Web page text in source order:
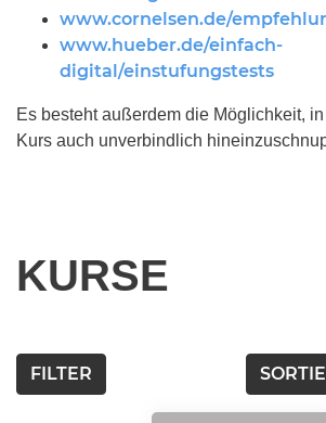
www.cornelsen.de/
www.hueber.de/einfach-
digital/einstufungstests
Es besteht außerdem die Möglichkeit,
Kurs auch unverbindlich
KURSE
FILTER